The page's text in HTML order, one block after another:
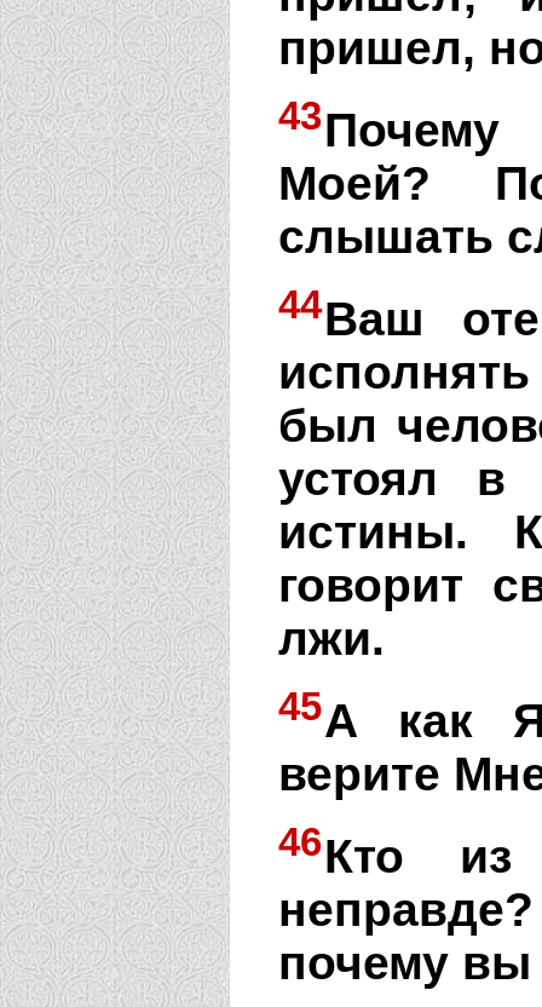
пришел,
43Почему
Моей?
слышать
44Ваш
был
устоял
истины.
говорит
лжи.
45А как
верите
46Кто
почему вы